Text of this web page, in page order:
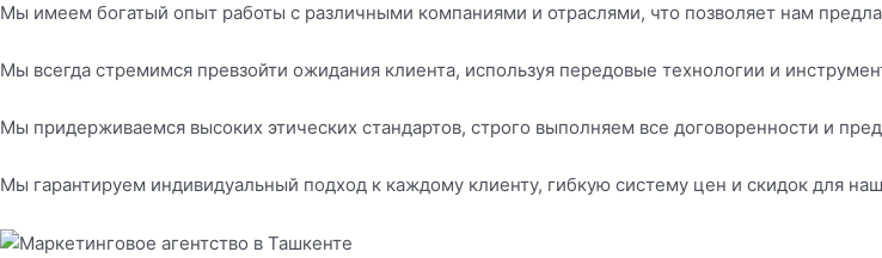
Мы имеем богатый опыт работы с различными компаниями и отраслями, что позволяет нам
Мы всегда стремимся превзойти ожидания клиента, используя передовые технологии и
Мы придерживаемся высоких этических стандартов, строго выполняем все договоренности и
Мы гарантируем индивидуальный подход к каждому клиенту, гибкую систему цен и скидок для